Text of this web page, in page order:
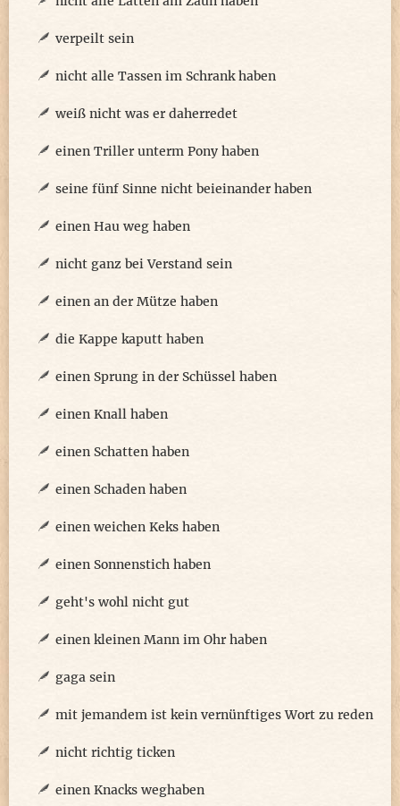
verpeilt sein
nicht alle Tassen im Schrank haben
weiß nicht was er daherredet
einen Triller unterm Pony haben
seine fünf Sinne nicht beieinander haben
einen Hau weg haben
nicht ganz bei Verstand sein
einen an der Mütze haben
die Kappe kaputt haben
einen Sprung in der Schüssel haben
einen Knall haben
einen Schatten haben
einen Schaden haben
einen weichen Keks haben
einen Sonnenstich haben
geht's wohl nicht gut
einen kleinen Mann im Ohr haben
gaga sein
mit jemandem ist kein vernünftiges Wort zu reden
nicht richtig ticken
einen Knacks weghaben